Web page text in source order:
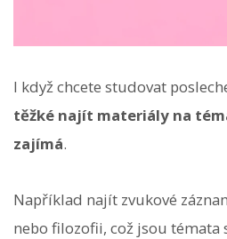
I když chcete studovat
těžké najít materiály na
zajímá.
Například najít zvukové
nebo filozofii, což jsou témata